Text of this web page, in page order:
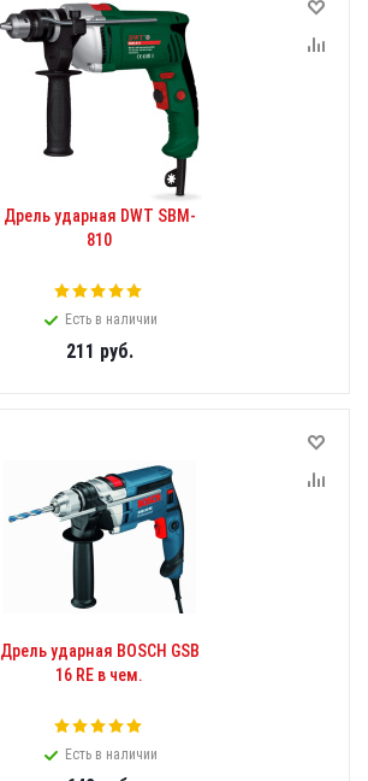
Дрель ударная DWT SBM-
810
Есть в наличии
211 руб.
Дрель ударная BOSCH GSB
16 RE в чем.
Есть в наличии